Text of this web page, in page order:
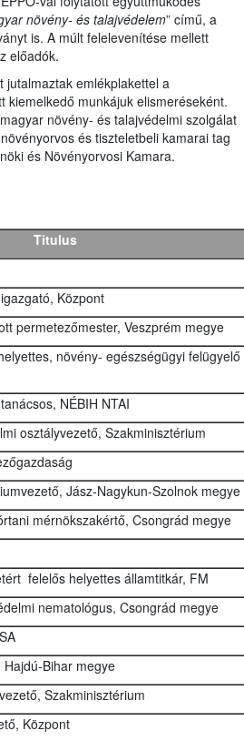
növény- és talajvédelem” című, a
is. A múlt felelevenítése mellett
előadók.
emlékplakettel a
kiemelkedő munkájuk elismeréseként.
növény- és talajvédelmi szolgálat
és tiszteletbeli kamarai tag
és Növényorvosi Kamara.
Titulus
Központ
permetezőmester, Veszprém megye
növény- egészségügyi felügyelő
NÉBIH NTAI
osztályvezető, Szakminisztérium
Jász-Nagykun-Szolnok megye
mérnökszakértő, Csongrád megye
felelős helyettes államtitkár, FM
nematológus, Csongrád megye
Bihar megye
Szakminisztérium
Központ